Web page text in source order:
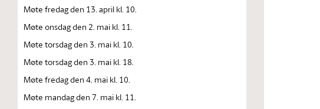
Møte fredag den 13. april kl. 10.
Møte onsdag den 2. mai kl. 11.
Møte torsdag den 3. mai kl. 10.
Møte torsdag den 3. mai kl. 18.
Møte fredag den 4. mai kl. 10.
Møte mandag den 7. mai kl. 11.